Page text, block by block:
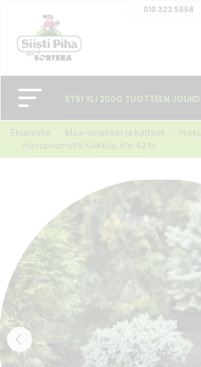
010 323 5858
Etusivulle Maa-ainekset ja katteet
Havupuumulta Kekkilä, irto 42 tn